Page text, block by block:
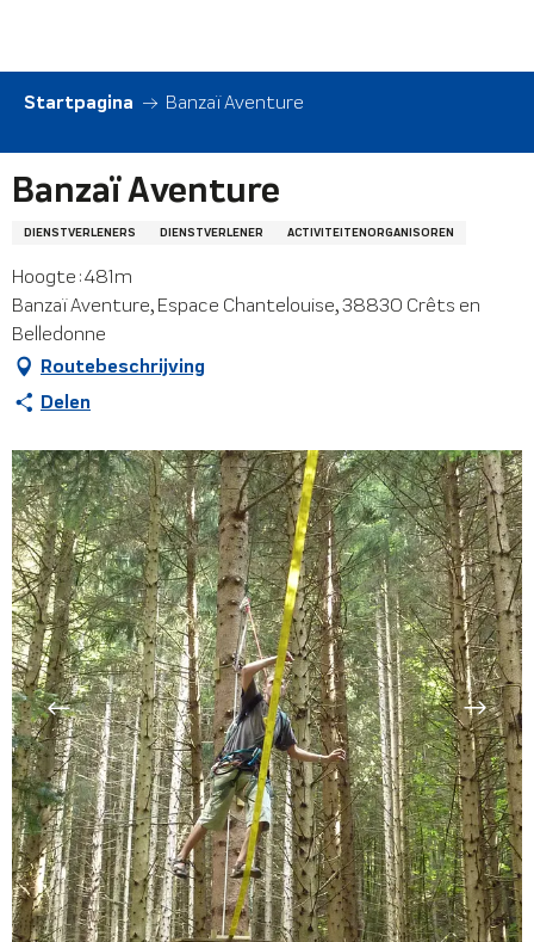
contenu
principal
Startpagina Banzaï Aventure
Banzaï Aventure
DIENSTVERLENERS DIENSTVERLENER ACTIVITEITENORGANISOREN
Hoogte : 481m
Banzaï Aventure, Espace Chantelouise, 38830 Crêts en
Belledonne
Routebeschrijving
Delen